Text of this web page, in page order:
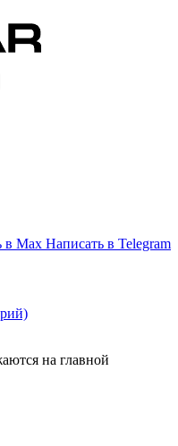
в Max Написать в Telegram
на главной